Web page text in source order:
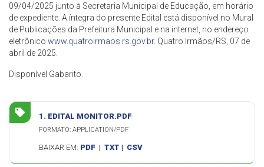
09/04/2025 junto à Secretaria Municipal de Educação, em horário
de expediente. A íntegra do presente Edital está disponível no Mural
de Publicações da Prefeitura Municipal e na internet, no endereço
eletrônico www.quatroirmaos.rs.gov.br. Quatro Irmãos/RS, 07 de
abril de 2025.
Disponível Gabarito.
1. EDITAL MONITOR.PDF
FORMATO: APPLICATION/PDF
BAIXAR EM: PDF | TXT | CSV